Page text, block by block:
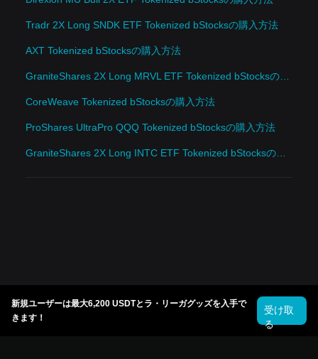
Tradr 2X Long SNDK ETF Tokenized bStocksの購入方法
AXT Tokenized bStocksの購入方法
CoreWeave Tokenized bStocksの購入方法
ProShares UltraPro QQQ Tokenized bStocksの購入方法
新規ユーザーは最大6,200 USDTとラ・リーガグッズを入手で
きます！
受け取
る